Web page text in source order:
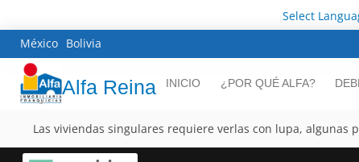
Select
México Bolivia
Alfa Reina INICIO ¿POR QUÉ ALFA?
Las viviendas singulares requiere verlas con lupa, algunas